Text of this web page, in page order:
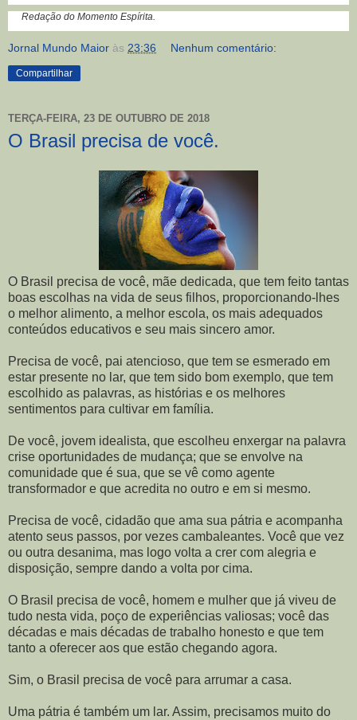
Redação do Momento Espírita.
Jornal Mundo Maior às 23:36 Nenhum comentário:
Compartilhar
TERÇA-FEIRA, 23 DE OUTUBRO DE 2018
O Brasil precisa de você.
O Brasil precisa de você, mãe dedicada, que tem feito tantas
boas escolhas na vida de seus filhos, proporcionando-lhes
o melhor alimento, a melhor escola, os mais adequados
conteúdos educativos e seu mais sincero amor.
Precisa de você, pai atencioso, que tem se esmerado em
estar presente no lar, que tem sido bom exemplo, que tem
escolhido as palavras, as histórias e os melhores
sentimentos para cultivar em família.
De você, jovem idealista, que escolheu enxergar na palavra
crise oportunidades de mudança; que se envolve na
comunidade que é sua, que se vê como agente
transformador e que acredita no outro e em si mesmo.
Precisa de você, cidadão que ama sua pátria e acompanha
atento seus passos, por vezes cambaleantes. Você que vez
ou outra desanima, mas logo volta a crer com alegria e
disposição, sempre dando a volta por cima.
O Brasil precisa de você, homem e mulher que já viveu de
tudo nesta vida, poço de experiências valiosas; você das
décadas e mais décadas de trabalho honesto e que tem
tanto a oferecer aos que estão chegando agora.
Sim, o Brasil precisa de você para arrumar a casa.
Uma pátria é também um lar. Assim, precisamos muito do